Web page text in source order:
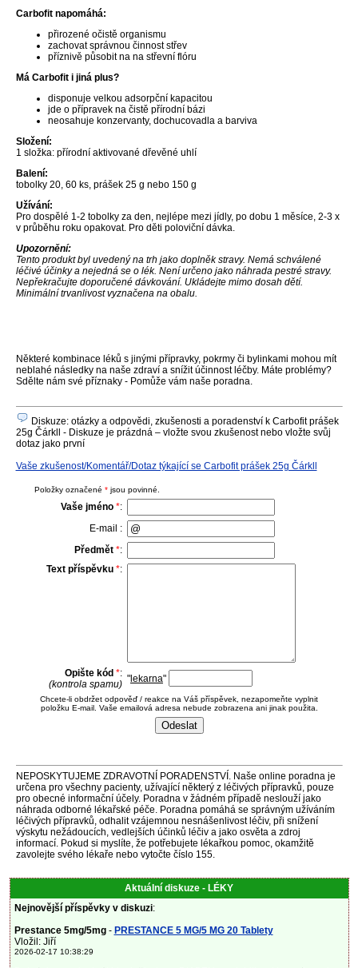
Carbofit napomáhá:
přirozené očistě organismu
zachovat správnou činnost střev
příznivě působit na na střevní flóru
Má Carbofit i jiná plus?
disponuje velkou adsorpční kapacitou
jde o přípravek na čistě přírodní bázi
neosahuje konzervanty, dochucovadla a barviva
Složení:
1 složka: přírodní aktivované dřevěné uhlí
Balení:
tobolky 20, 60 ks, prášek 25 g nebo 150 g
Užívání:
Pro dospělé 1-2 tobolky za den, nejlépe mezi jídly, po dobu 1 měsíce, 2-3 x
v průběhu roku opakovat. Pro děti poloviční dávka.
Upozornění:
Tento produkt byl uvedený na trh jako doplněk stravy. Nemá schválené
léčivé účinky a nejedná se o lék. Není určeno jako náhrada pestré stravy.
Nepřekračujte doporučené dávkování. Ukládejte mimo dosah dětí.
Minimální trvanlivost vyznačena na obalu.
Některé kombinace léků s jinými přípravky, pokrmy či bylinkami mohou mít
neblahé následky na naše zdraví a snížit účinnost léčby. Máte problémy?
Sdělte nám své příznaky - Pomůže vám naše poradna.
Diskuze: otázky a odpovědi, zkušenosti a poradenství k Carbofit prášek
25g Čárkll - Diskuze je prázdná – vložte svou zkušenost nebo vložte svůj
dotaz jako první
Vaše zkušenost/Komentář/Dotaz týkající se Carbofit prášek 25g Čárkll
Položky označené * jsou povinné.
Vaše jméno *:
E-mail :
Předmět *:
Text příspěvku *:
Opište kód *:
(kontrola spamu) " lekarna"
Chcete-li obdržet odpověď / reakce na Váš příspěvek, nezapomeňte vyplnit
položku E-mail. Vaše emailová adresa nebude zobrazena ani jinak použita.
NEPOSKYTUJEME ZDRAVOTNÍ PORADENSTVÍ. Naše online poradna je
určena pro všechny pacienty, užívající některý z léčivých přípravků, pouze
pro obecné informační účely. Poradna v žádném případě neslouží jako
náhrada odborné lékařské péče. Poradna pomáhá se správným užíváním
léčivých přípravků, odhalit vzájemnou nesnášenlivost léčiv, při snížení
výskytu nežádoucích, vedlejších účinků léčiv a jako osvěta a zdroj
informací. Pokud si myslíte, že potřebujete lékařkou pomoc, okamžitě
zavolejte svého lékaře nebo vytočte číslo 155.
Aktuální diskuze - LÉKY
Nejnovější příspěvky v diskuzi:
Prestance 5mg/5mg- PRESTANCE 5 MG/5 MG 20 Tablety
Vložil: Jiří
2026-02-17 10:38:29